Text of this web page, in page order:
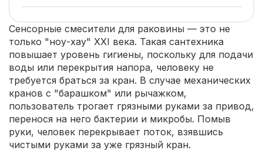
Сенсорные смесители для раковины — это не
только "ноу-хау" XXI века. Такая сантехника
повышает уровень гигиены, поскольку для подачи
воды или перекрытия напора, человеку не
требуется браться за кран. В случае механических
кранов с "барашком" или рычажком,
пользователь трогает грязными руками за привод,
перенося на него бактерии и микробы. Помыв
руки, человек перекрывает поток, взявшись
чистыми руками за уже грязный кран.